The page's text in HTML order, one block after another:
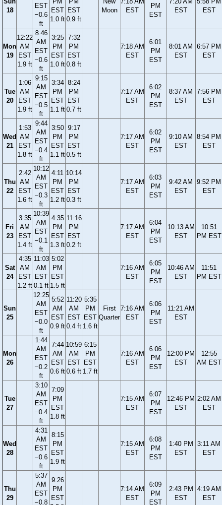
18
EST
−0.6
ft
EST
1.0 ft
EST
0.9 ft
Moon
EST
PM
EST
EST
EST
Mon
19
12:22
AM
EST
1.9 ft
8:46
AM
EST
−0.6
ft
3:25
PM
EST
1.0 ft
7:32
PM
EST
0.8 ft
7:18 AM
EST
6:01
PM
EST
8:01 AM
EST
6:57 PM
EST
Tue
20
1:06
AM
EST
1.9 ft
9:15
AM
EST
−0.5
ft
3:34
PM
EST
1.1 ft
8:24
PM
EST
0.7 ft
7:17 AM
EST
6:02
PM
EST
8:37 AM
EST
7:56 PM
EST
Wed
21
1:53
AM
EST
1.8 ft
9:44
AM
EST
−0.4
ft
3:50
PM
EST
1.1 ft
9:17
PM
EST
0.5 ft
7:17 AM
EST
6:02
PM
EST
9:10 AM
EST
8:54 PM
EST
Thu
22
2:42
AM
EST
1.6 ft
10:12
AM
EST
−0.3
ft
4:11
PM
EST
1.2 ft
10:14
PM
EST
0.3 ft
7:17 AM
EST
6:03
PM
EST
9:42 AM
EST
9:52 PM
EST
Fri
23
3:35
AM
EST
1.4 ft
10:39
AM
EST
−0.1
ft
4:35
PM
EST
1.3 ft
11:16
PM
EST
0.2 ft
7:17 AM
EST
6:04
PM
EST
10:13 AM
EST
10:51
PM EST
Sat
24
4:35
AM
EST
1.2 ft
11:03
AM
EST
0.1 ft
5:02
PM
EST
1.5 ft
7:16 AM
EST
6:05
PM
EST
10:46 AM
EST
11:51
PM EST
Sun
25
12:25
AM
EST
−0.0
ft
5:52
AM
EST
0.9 ft
11:20
AM
EST
0.4 ft
5:35
PM
EST
1.6 ft
First
Quarter
7:16 AM
EST
6:06
PM
EST
11:21 AM
EST
Mon
26
1:44
AM
EST
−0.2
ft
7:44
AM
EST
0.6 ft
10:59
AM
EST
0.6 ft
6:15
PM
EST
1.7 ft
7:16 AM
EST
6:06
PM
EST
12:00 PM
EST
12:55
AM EST
Tue
27
3:10
AM
EST
−0.4
ft
7:09
PM
EST
1.8 ft
7:15 AM
EST
6:07
PM
EST
12:46 PM
EST
2:02 AM
EST
Wed
28
4:31
AM
EST
−0.6
ft
8:15
PM
EST
1.9 ft
7:15 AM
EST
6:08
PM
EST
1:40 PM
EST
3:11 AM
EST
Thu
29
5:37
AM
EST
−0.8
9:26
PM
EST
7:14 AM
EST
6:09
PM
EST
2:43 PM
EST
4:19 AM
EST